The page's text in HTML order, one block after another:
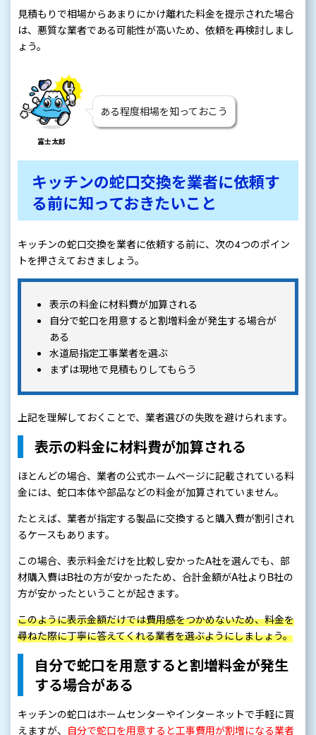
見積もりで相場からあまりにかけ離れた料金を提示された場合
は、悪質な業者である可能性が高いため、依頼を再検討しまし
ょう。
富士太郎
ある程度相場を知っておこう
キッチンの蛇口交換を業者に依頼す
る前に知っておきたいこと
キッチンの蛇口交換を業者に依頼する前に、次の4つのポイン
トを押さえておきましょう。
表示の料金に材料費が加算される
自分で蛇口を用意すると割増料金が発生する場合が
ある
水道局指定工事業者を選ぶ
まずは現地で見積もりしてもらう
上記を理解しておくことで、業者選びの失敗を避けられます。
表示の料金に材料費が加算される
ほとんどの場合、業者の公式ホームページに記載されている料
金には、蛇口本体や部品などの料金が加算されていません。
たとえば、業者が指定する製品に交換すると購入費が割引され
るケースもあります。
この場合、表示料金だけを比較し安かったA社を選んでも、部
材購入費はB社の方が安かったため、合計金額がA社よりB社の
方が安かったということが起きます。
このように表示金額だけでは費用感をつかめないため、料金を
尋ねた際に丁寧に答えてくれる業者を選ぶようにしましょう。
自分で蛇口を用意すると割増料金が発生
する場合がある
キッチンの蛇口はホームセンターやインターネットで手軽に買
えますが、 自分で蛇口を用意すると工事費用が割増になる業者